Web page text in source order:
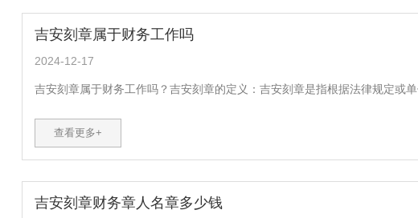
吉安刻章属于财务工作吗
2024-12-17
吉安刻章属于财务工作吗？吉安刻章的定义：吉安刻章是指根据法律规定或单
查看更多+
吉安刻章财务章人名章多少钱